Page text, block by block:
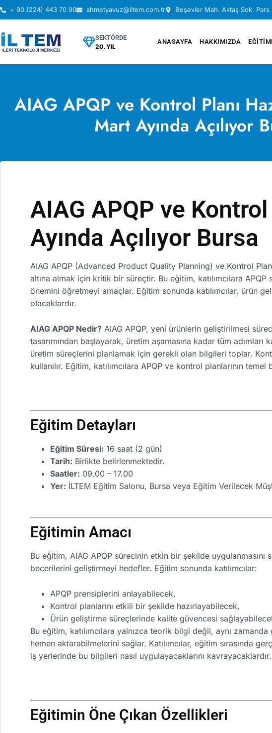
+ 90 (224) 443 70 90 ahmetyavuz@iltem.com.tr Beşevler Mah. Aktaş Sok.
SEKTÖRDE
20. YIL
ANASAYFA HAKKIMIZDA
AIAG APQP ve Kontrol Planı
Mart Ayında Açılıyor
AIAG APQP ve
Ayında Açılıyor Bursa
AIAG APQP (Advanced Product Quality Planning) ve Kontrol
altına almak için kritik bir süreçtir. Bu eğitim, katılımcılara APQP
önemini öğretmeyi amaçlar. Eğitim sonunda katılımcılar, ürün
olacaklardır.
AIAG APQP Nedir? AIAG APQP, yeni ürünlerin geliştirilmesi
tasarımından başlayarak, üretim aşamasına kadar tüm
üretim süreçlerini planlamak için gerekli olan bilgileri toplar.
kullanılır. Eğitim, katılımcılara APQP ve kontrol planlarının
Eğitim Detayları
Eğitim Süresi: 16 saat (2 gün)
Tarih: Birlikte belirlenmektedir.
Saatler: 09.00 – 17.00
Yer: İLTEM Eğitim Salonu, Bursa veya Eğitim Verilecek
Eğitimin Amacı
Bu eğitim, AIAG APQP sürecinin etkin bir şekilde
becerilerini geliştirmeyi hedefler. Eğitim sonunda katılımcılar:
APQP prensiplerini anlayabilecek,
Kontrol planlarını etkili bir şekilde hazırlayabilecek,
Ürün geliştirme süreçlerinde kalite güvencesi
Bu eğitim, katılımcılara yalnızca teorik bilgi değil, aynı
hemen aktarabilmelerini sağlar. Katılımcılar, eğitim sırasında
iş yerlerinde bu bilgileri nasıl uygulayacaklarını kavrayacaklardır.
Eğitimin Öne Çıkan Özellikleri